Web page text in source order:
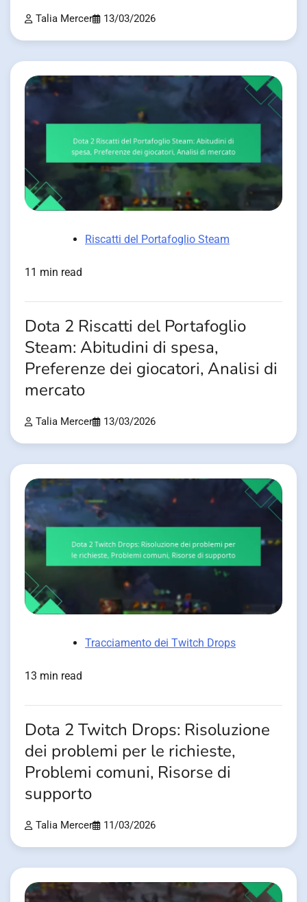
Talia Mercer 13/03/2026
Riscatti del Portafoglio Steam
11 min read
Dota 2 Riscatti del Portafoglio
Steam: Abitudini di spesa,
Preferenze dei giocatori, Analisi di
mercato
Talia Mercer 13/03/2026
Tracciamento dei Twitch Drops
13 min read
Dota 2 Twitch Drops: Risoluzione
dei problemi per le richieste,
Problemi comuni, Risorse di
supporto
Talia Mercer 11/03/2026